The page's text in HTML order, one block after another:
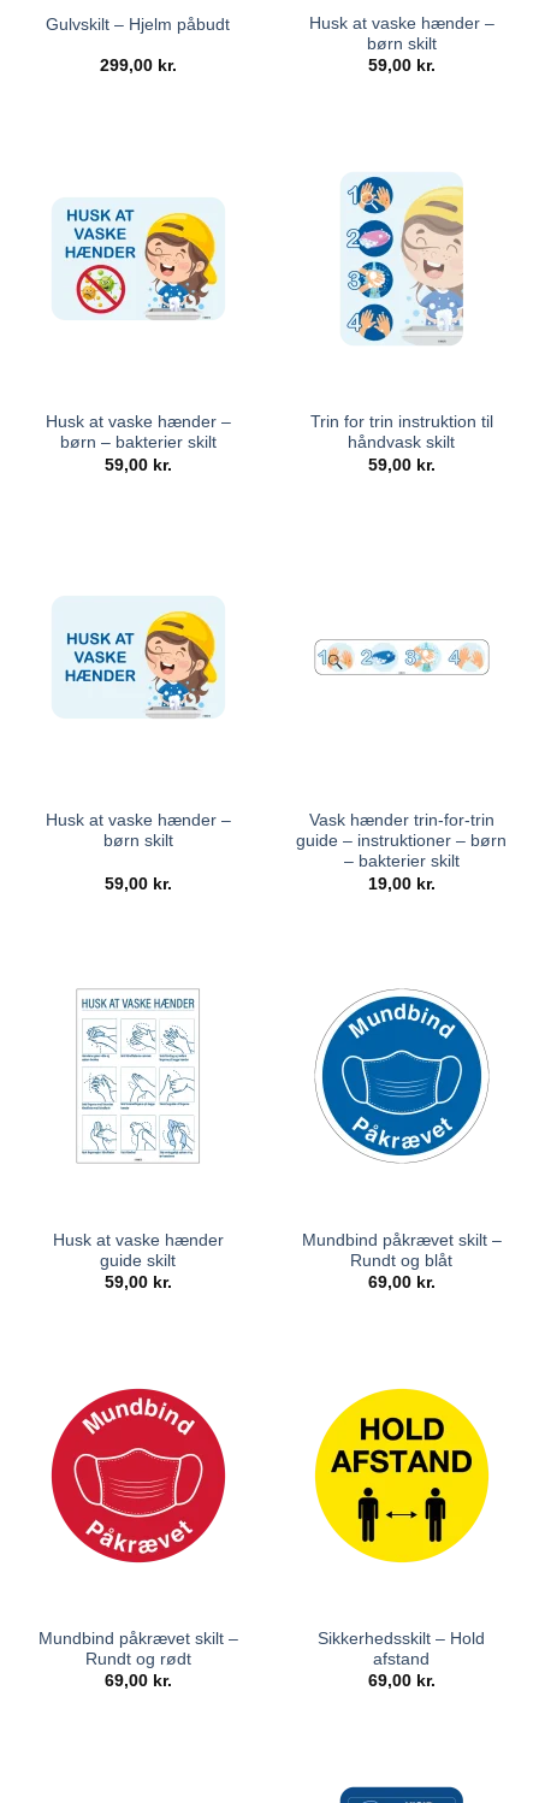
Gulvskilt – Hjelm påbudt
299,00 kr.
Husk at vaske hænder –
børn skilt
59,00 kr.
Husk at vaske hænder –
børn – bakterier skilt
59,00 kr.
Trin for trin instruktion til
håndvask skilt
59,00 kr.
Husk at vaske hænder –
børn skilt
59,00 kr.
Vask hænder trin-for-trin
guide – instruktioner – børn
– bakterier skilt
19,00 kr.
Husk at vaske hænder
guide skilt
59,00 kr.
Mundbind påkrævet skilt –
Rundt og blåt
69,00 kr.
Mundbind påkrævet skilt –
Rundt og rødt
69,00 kr.
Sikkerhedsskilt – Hold
afstand
69,00 kr.